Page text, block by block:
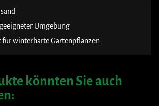
Umgebung
für winterharte Gartenpflanzen
könnten Sie auch